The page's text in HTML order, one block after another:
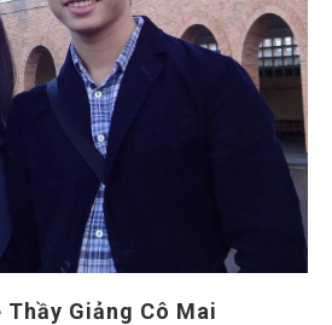
Thầy Giảng Cô Mai